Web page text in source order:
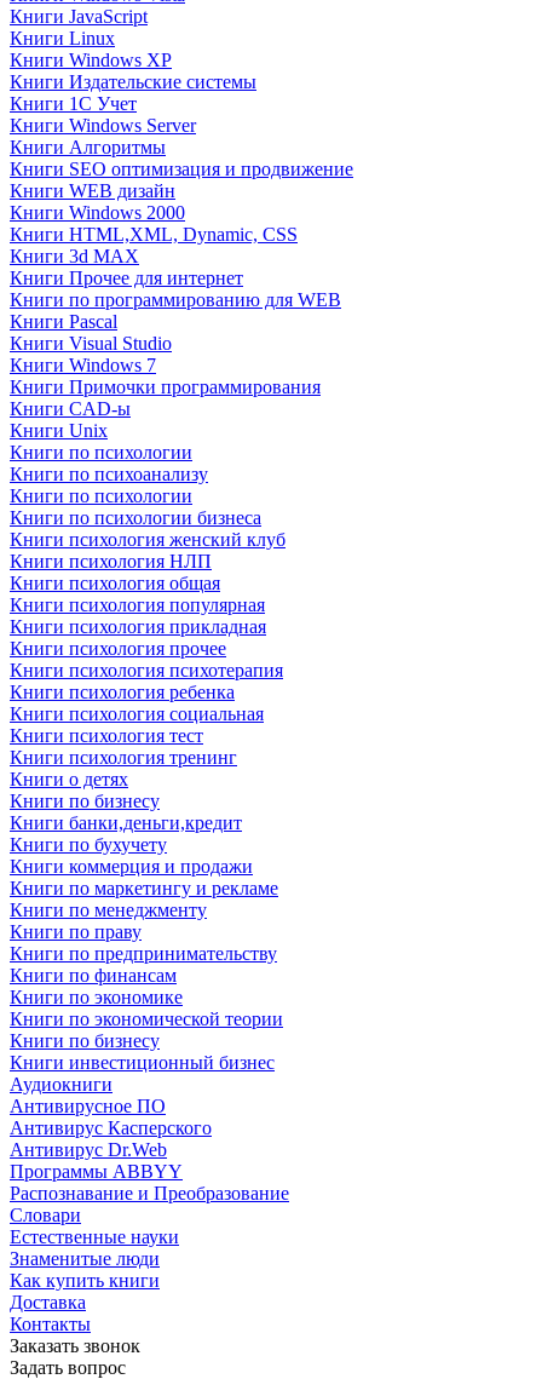
Книги JavaScript
Книги Linux
Книги Windows XP
Книги Издательские системы
Книги 1C Учет
Книги Windows Server
Книги Алгоритмы
Книги SEO оптимизация и продвижение
Книги WEB дизайн
Книги Windows 2000
Книги HTML,XML, Dynamic, CSS
Книги 3d MAX
Книги Прочее для интернет
Книги по программированию для WEB
Книги Pascal
Книги Visual Studio
Книги Windows 7
Книги Примочки программирования
Книги CAD-ы
Книги Unix
Книги по психологии
Книги по психоанализу
Книги по психологии
Книги по психологии бизнеса
Книги психология женский клуб
Книги психология НЛП
Книги психология общая
Книги психология популярная
Книги психология прикладная
Книги психология прочее
Книги психология психотерапия
Книги психология ребенка
Книги психология социальная
Книги психология тест
Книги психология тренинг
Книги о детях
Книги по бизнесу
Книги банки,деньги,кредит
Книги по бухучету
Книги коммерция и продажи
Книги по маркетингу и рекламе
Книги по менеджменту
Книги по праву
Книги по предпринимательству
Книги по финансам
Книги по экономике
Книги по экономической теории
Книги по бизнесу
Книги инвестиционный бизнес
Аудиокниги
Антивирусное ПО
Антивирус Касперского
Антивирус Dr.Web
Программы ABBYY
Распознавание и Преобразование
Словари
Естественные науки
Знаменитые люди
Как купить книги
Доставка
Контакты
Заказать звонок
Задать вопрос